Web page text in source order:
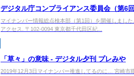
デジタル庁コンプライアンス委員会（第6回
マイナンバー情報総点検本部（第1回）を開催しまし
アクセス. 〒102-0094 東京都千代田区紀...
「草々」の意味 - デジタル夕刊 プレみや
2019年12月3日マイナンバー推進してるのに… 宮崎市